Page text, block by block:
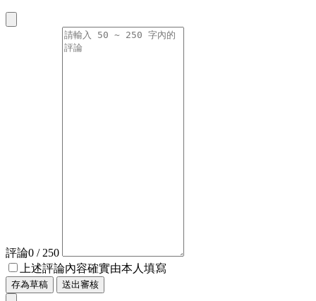
評論0 / 250
上述評論內容確實由本人填寫
存為草稿 送出審核